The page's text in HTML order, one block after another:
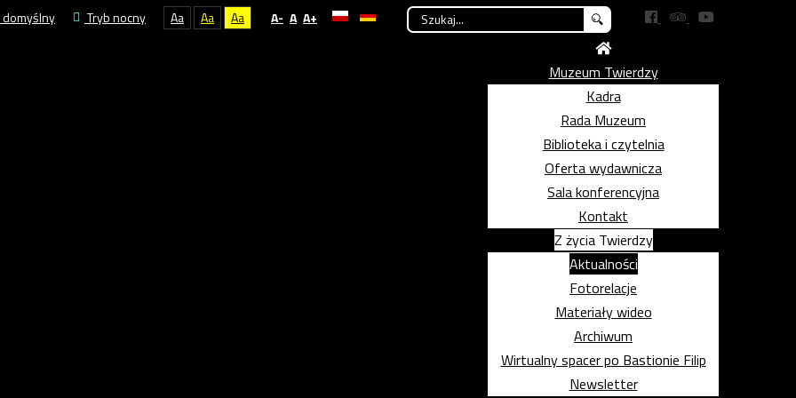
Szukaj...
Tryb nocny Aa Aa Aa A- A A+
Muzeum Twierdzy
Kadra
Rada Muzeum
Biblioteka i czytelnia
Oferta wydawnicza
Sala konferencyjna
Kontakt
Z życia Twierdzy
Aktualności
Fotorelacje
Materiały wideo
Archiwum
Wirtualny spacer po Bastionie Filip
Newsletter